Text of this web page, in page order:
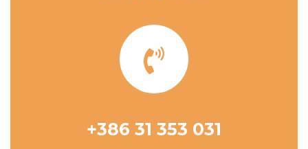
+386 31 353 031